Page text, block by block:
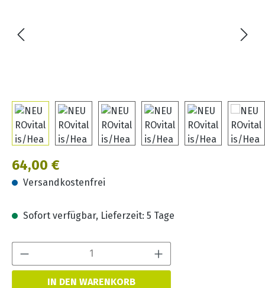
Regulärer Preis:
64,00 €
Versandkostenfrei
Sofort verfügbar, Lieferzeit: 5 Tage
IN DEN WARENKORB